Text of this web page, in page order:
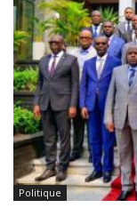
Politique